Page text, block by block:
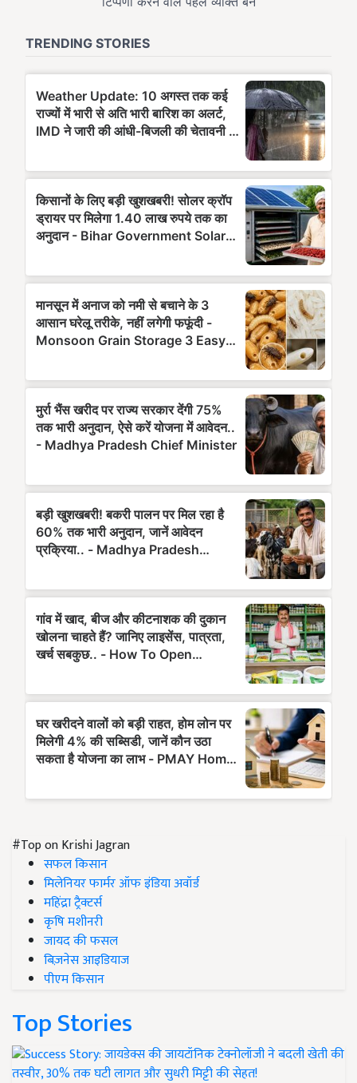
#Top on Krishi Jagran
सफल किसान
मिलेनियर फार्मर ऑफ इंडिया अवॉर्ड
महिंद्रा ट्रैक्टर्स
कृषि मशीनरी
जायद की फसल
बिज़नेस आइडियाज
पीएम किसान
Top Stories